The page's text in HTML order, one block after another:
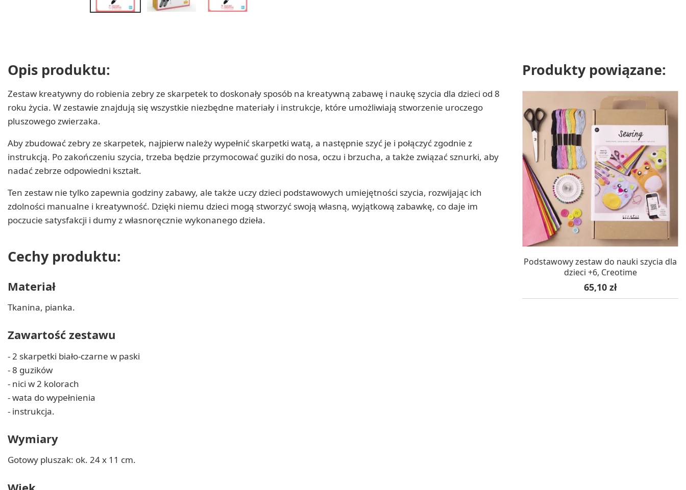
Opis produktu:
Zestaw kreatywny do robienia zebry ze skarpetek to doskonały sposób na kreatywną zabawę i naukę szycia dla dzieci od 8
roku życia. W zestawie znajdują się wszystkie niezbędne materiały i instrukcje, które umożliwiają stworzenie uroczego
pluszowego zwierzaka.
Aby zbudować zebry ze skarpetek, najpierw należy wypełnić skarpetki watą, a następnie szyć je i połączyć zgodnie z
instrukcją. Po zakończeniu szycia, trzeba będzie przymocować guziki do nosa, oczu i brzucha, a także związać sznurki, aby
nadać zebrze odpowiedni kształt.
Ten zestaw nie tylko zapewnia godziny zabawy, ale także uczy dzieci podstawowych umiejętności szycia, rozwijając ich
zdolności manualne i kreatywność. Dzięki niemu dzieci mogą stworzyć swoją własną, wyjątkową zabawkę, co daje im
poczucie satysfakcji i dumy z własnoręcznie wykonanego dzieła.
Cechy produktu:
Materiał
Tkanina, pianka.
Zawartość zestawu
- 2 skarpetki biało-czarne w paski
- 8 guzików
- nici w 2 kolorach
- wata do wypełnienia
- instrukcja.
Wymiary
Gotowy pluszak: ok. 24 x 11 cm.
Produkty powiązane:
W MAGAZYNIE, DOSTAWA 24H
Podstawowy zestaw do nauki szycia dla
dzieci +6, Creotime
Cena
65,10 zł